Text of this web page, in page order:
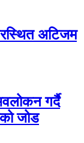
अटिजम
गर्दै
जोड